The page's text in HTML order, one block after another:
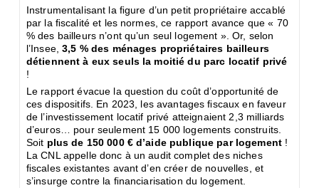
Instrumentalisant la ﬁgure d’un petit propriétaire accablé
par la ﬁscalité et les normes, ce rapport avance que « 70
% des bailleurs n’ont qu’un seul logement ». Or, selon
l’Insee,3,5 % des ménages propriétaires bailleurs
détiennent à eux seuls la moitié du parc locatif privé
!
Le rapport évacue la question du coût d’opportunité de
ces dispositifs. En 2023, les avantages ﬁscaux en faveur
de l’investissement locatif privé atteignaient 2,3 milliards
d’euros… pour seulement 15 000 logements construits.
Soit plus de 150 000 € d’aide publique par logement !
La CNL appelle donc à un audit complet des niches
ﬁscales existantes avant d’en créer de nouvelles, et
s’insurge contre la ﬁnanciarisation du logement.